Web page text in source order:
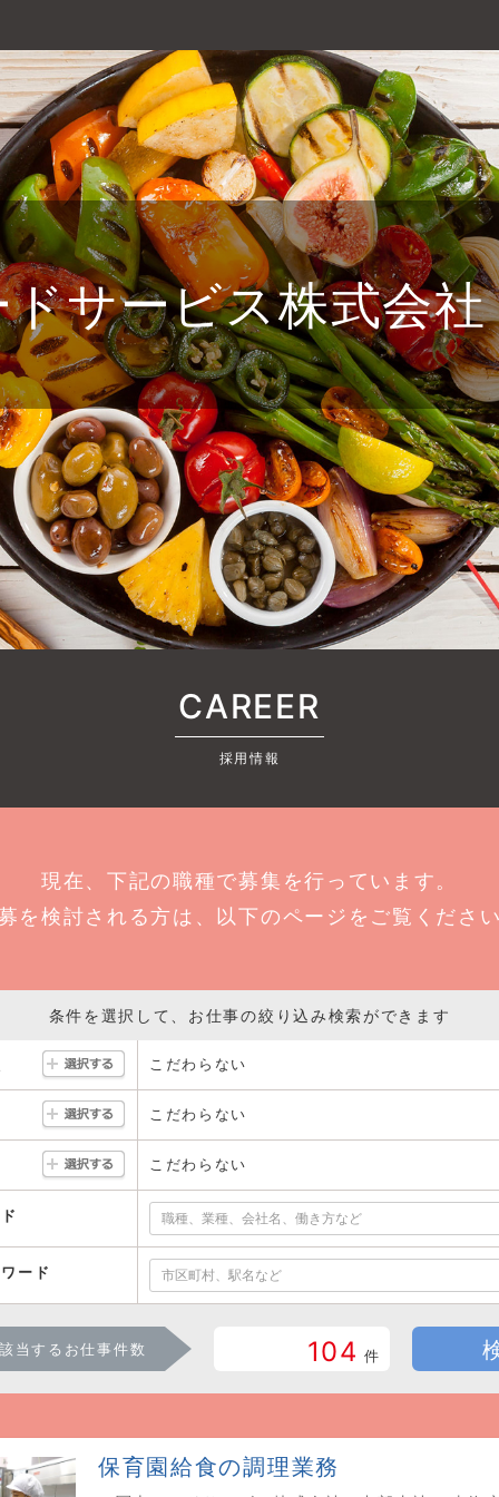
ドサービス株式会
CAREER
採用情報
現在、下記の職種で募集を行っています。
を検討される方は、以下のページをご覧くださ
条件を選択して、お仕事の絞り込み検索ができます
こだわらない
こだわらない
こだわらない
ード
当するお仕事件数 104 件
保育園給食の調理業務